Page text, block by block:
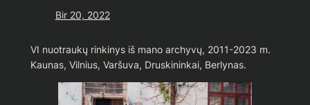
Bir 20, 2022
VI nuotraukų rinkinys iš mano archyvų, 2011-2023 m.
Kaunas, Vilnius, Varšuva, Druskininkai, Berlynas.